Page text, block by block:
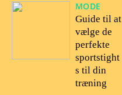
MODE
Guide til at
vælge de
perfekte
sportstight
s til din
træning